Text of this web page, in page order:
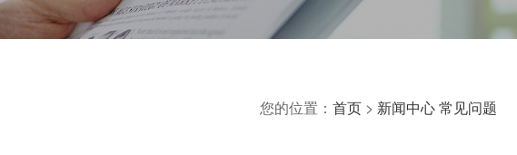
您的位置： 首页 > 新闻中心常见问题